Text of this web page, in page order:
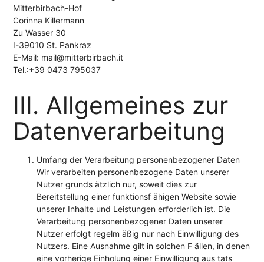
Mitterbirbach-Hof
Corinna Killermann
Zu Wasser 30
I-39010 St. Pankraz
E-Mail: mail@mitterbirbach.it
Tel.:+39 0473 795037
III. Allgemeines zur
Datenverarbeitung
Umfang der Verarbeitung personenbezogener Daten
Wir verarbeiten personenbezogene Daten unserer
Nutzer grunds ätzlich nur, soweit dies zur
Bereitstellung einer funktionsf ähigen Website sowie
unserer Inhalte und Leistungen erforderlich ist. Die
Verarbeitung personenbezogener Daten unserer
Nutzer erfolgt regelm äßig nur nach Einwilligung des
Nutzers. Eine Ausnahme gilt in solchen F ällen, in denen
eine vorherige Einholung einer Einwilligung aus tats